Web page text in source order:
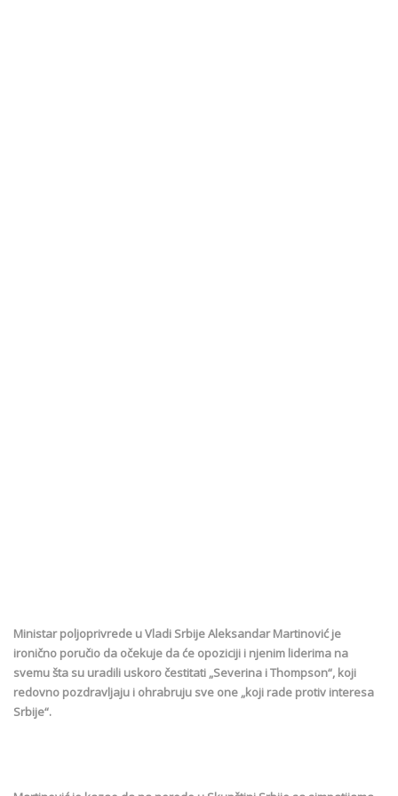
Ministar poljoprivrede u Vladi Srbije Aleksandar Martinović je
ironično poručio da očekuje da će opoziciji i njenim liderima na
svemu šta su uradili uskoro čestitati „Severina i Thompson“, koji
redovno pozdravljaju i ohrabruju sve one „koji rade protiv interesa
Srbije“.